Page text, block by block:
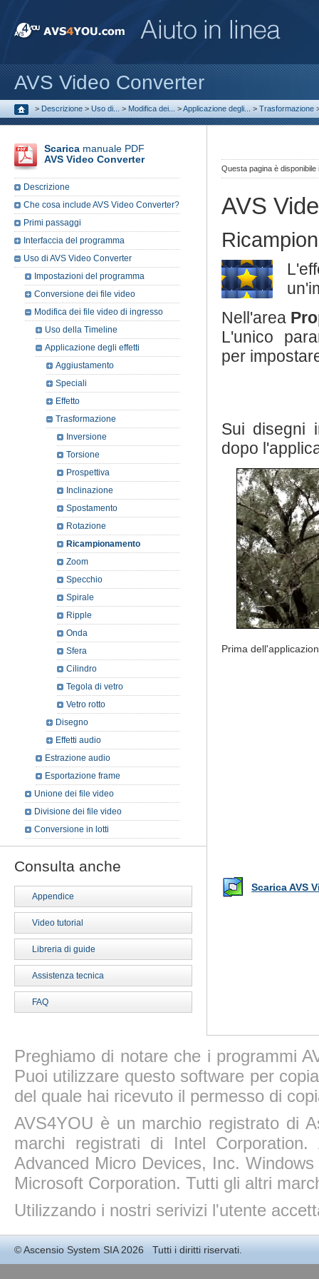
AVS Video Converter
> Descrizione > Uso di... > Modifica dei... >Applicazione degli... > Trasformazione
Questa pagina è
AVS
Nell'area
L'unico
per
Sui disegni
dopo
Prima
Scarica AVS
Scarica manuale PDF
AVS Video Converter
Descrizione
Che cosa include AVS Video Converter?
Primi passaggi
Interfaccia del programma
Uso di AVS Video Converter
Impostazioni del programma
Conversione dei file video
Modifica dei file video di ingresso
Uso della Timeline
Applicazione degli effetti
Aggiustamento
Speciali
Effetto
Trasformazione
Inversione
Torsione
Prospettiva
Inclinazione
Spostamento
Rotazione
Ricampionamento
Zoom
Specchio
Spirale
Ripple
Onda
Sfera
Cilindro
Tegola di vetro
Vetro rotto
Disegno
Effetti audio
Estrazione audio
Esportazione frame
Unione dei file video
Divisione dei file video
Conversione in lotti
Consulta anche
Appendice
Video tutorial
Libreria di guide
Assistenza tecnica
FAQ
Preghiamo di notare che i programmi
Puoi utilizzare questo software per
del quale hai ricevuto il permesso di
AVS4YOU è un marchio registrato di
marchi registrati di Intel
Advanced Micro Devices, Inc.
Microsoft Corporation. Tutti gli altri
Utilizzando i nostri serivizi l'utente
©Ascensio System SIA2026 Tutti i diritti riservati.